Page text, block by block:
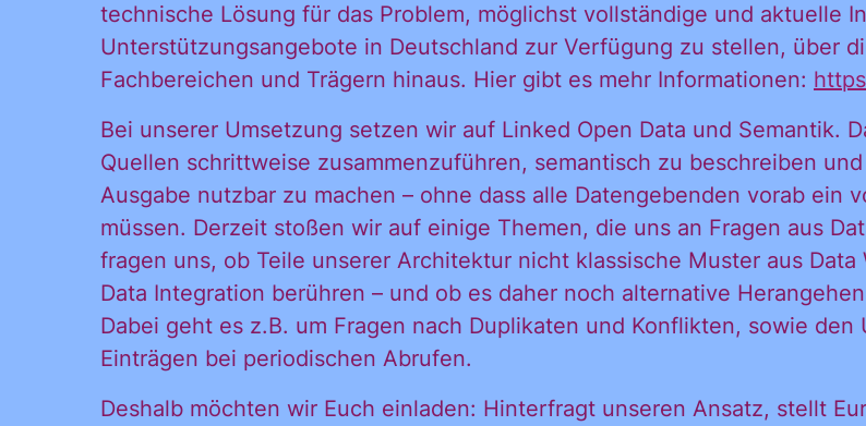
technische Lösung für das Problem, möglichst vollständige und aktuelle
Unterstützungsangebote in Deutschland zur Verfügung zu stellen, über
Fachbereichen und Trägern hinaus. Hier gibt es mehr Informationen:
Bei unserer Umsetzung setzen wir auf Linked Open Data und Semantik.
Quellen schrittweise zusammenzuführen, semantisch zu beschreiben
Ausgabe nutzbar zu machen – ohne dass alle Datengebenden vorab ein
müssen. Derzeit stoßen wir auf einige Themen, die uns an Fragen aus
fragen uns, ob Teile unserer Architektur nicht klassische Muster aus
Data Integration berühren – und ob es daher noch alternative
Dabei geht es z.B. um Fragen nach Duplikaten und Konflikten, sowie
Einträgen bei periodischen Abrufen.
Deshalb möchten wir Euch einladen: Hinterfragt unseren Ansatz, stellt
Ja, ich möchte
alle
Informationen
und
Ankündigungen
des CDL direkt
in mein
persönliches
Postfach:
Ja, ich möchte alle
Informationen und
Ankündigungen
direkt in mein